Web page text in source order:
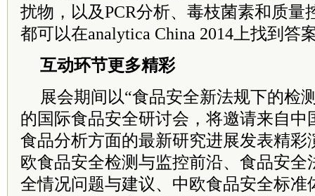
扰物，以及PCR分析、毒枝菌素和质量
都可以在analytica China 2014上找到答
互动环节更多精彩
展会期间以“食品安全新法规下的检
的国际食品安全研讨会，将邀请来自中
食品分析方面的最新研究进展发表精彩
欧食品安全检测与监控前沿、食品安全
全情况问题与建议、中欧食品安全标准